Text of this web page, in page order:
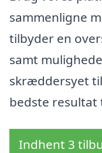
sammenligne
tilbyder en
samt
skræddersyet
bedste resultat
Indhent 3